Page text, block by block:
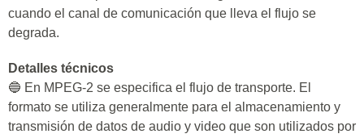
cuando el canal de comunicación que lleva el flujo se
degrada.
Detalles técnicos
🔵 En MPEG-2 se especifica el flujo de transporte. El
formato se utiliza generalmente para el almacenamiento y
transmisión de datos de audio y video que son utilizados por